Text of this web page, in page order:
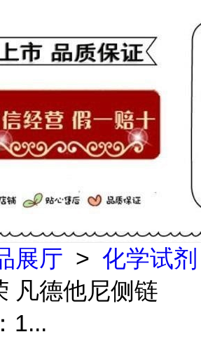
展厅 > 化学试剂
凡德他尼侧链
1...